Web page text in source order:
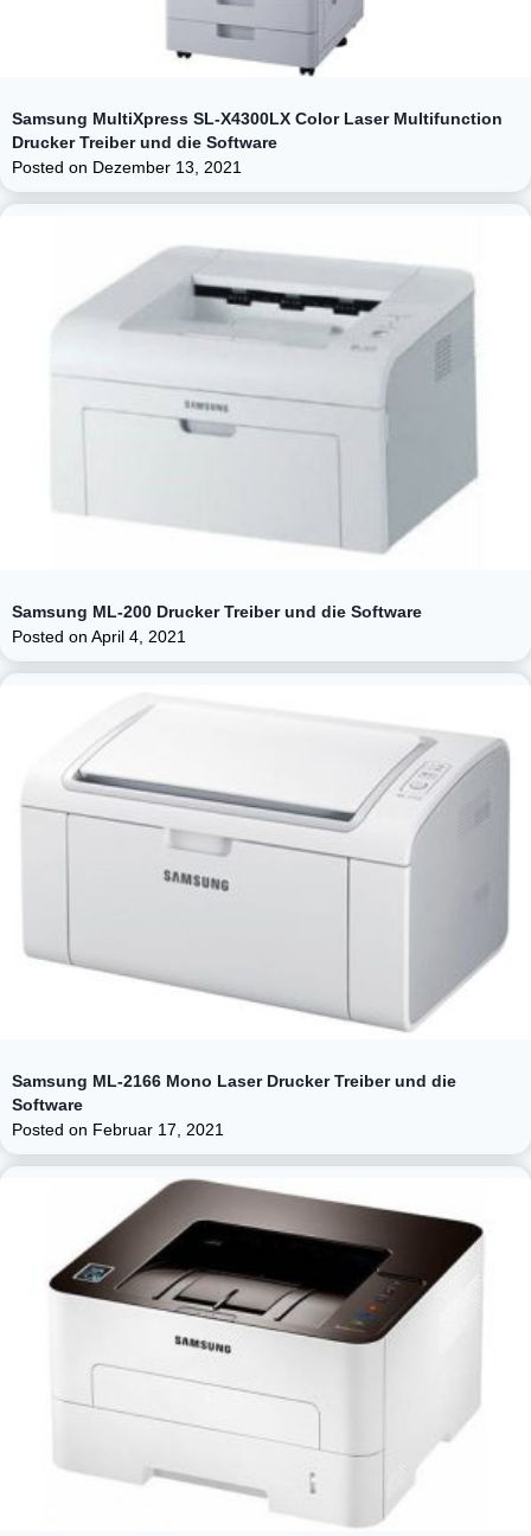
Samsung MultiXpress SL-X4300LX Color Laser Multifunction
Drucker Treiber und die Software
Posted on Dezember 13, 2021
Samsung ML-200 Drucker Treiber und die Software
Posted on April 4, 2021
Samsung ML-2166 Mono Laser Drucker Treiber und die
Software
Posted on Februar 17, 2021